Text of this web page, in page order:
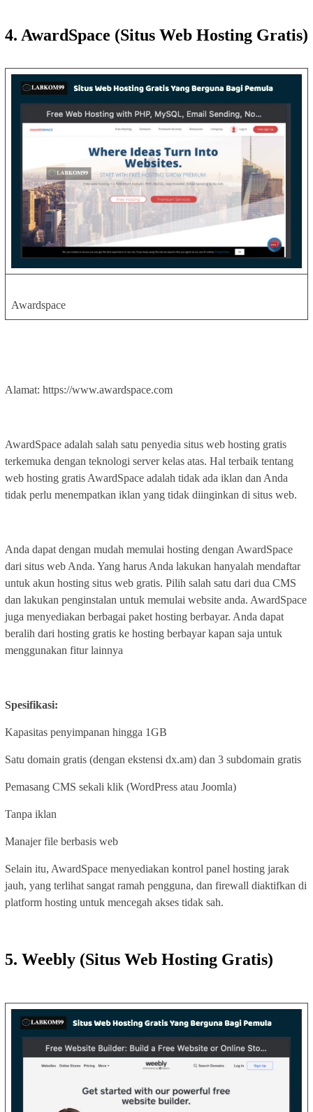
4. AwardSpace (Situs Web Hosting Gratis)
Awardspace
Alamat: https://www.awardspace.com
AwardSpace adalah salah satu penyedia situs web hosting gratis
terkemuka dengan teknologi server kelas atas. Hal terbaik tentang
web hosting gratis AwardSpace adalah tidak ada iklan dan Anda
tidak perlu menempatkan iklan yang tidak diinginkan di situs web.
Anda dapat dengan mudah memulai hosting dengan AwardSpace
dari situs web Anda. Yang harus Anda lakukan hanyalah mendaftar
untuk akun hosting situs web gratis. Pilih salah satu dari dua CMS
dan lakukan penginstalan untuk memulai website anda. AwardSpace
juga menyediakan berbagai paket hosting berbayar. Anda dapat
beralih dari hosting gratis ke hosting berbayar kapan saja untuk
menggunakan fitur lainnya
Spesifikasi:
Kapasitas penyimpanan hingga 1GB
Satu domain gratis (dengan ekstensi dx.am) dan 3 subdomain gratis
Pemasang CMS sekali klik (WordPress atau Joomla)
Tanpa iklan
Manajer file berbasis web
Selain itu, AwardSpace menyediakan kontrol panel hosting jarak
jauh, yang terlihat sangat ramah pengguna, dan firewall diaktifkan di
platform hosting untuk mencegah akses tidak sah.
5. Weebly (Situs Web Hosting Gratis)